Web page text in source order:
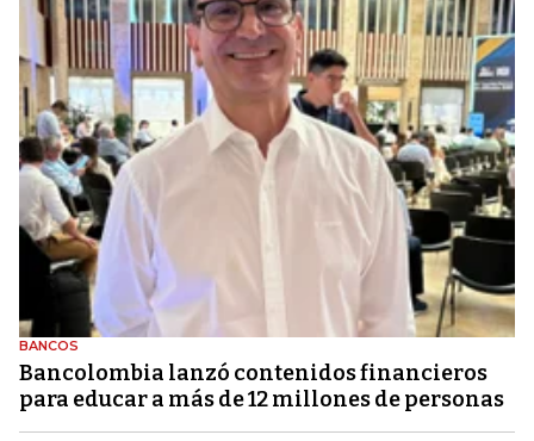
BANCOS
Bancolombia lanzó contenidos financieros
para educar a más de 12 millones de personas